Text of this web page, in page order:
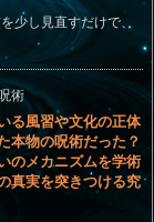
少し見直すだけで、
術
る風習や文化の正体
本物の呪術だった？
のメカニズムを学術
真実を突きつける究